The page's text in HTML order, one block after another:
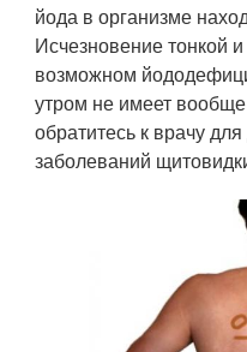
йода в организме
Исчезновение тонкой
возможном
утром не имеет
обратитесь к врачу
заболеваний